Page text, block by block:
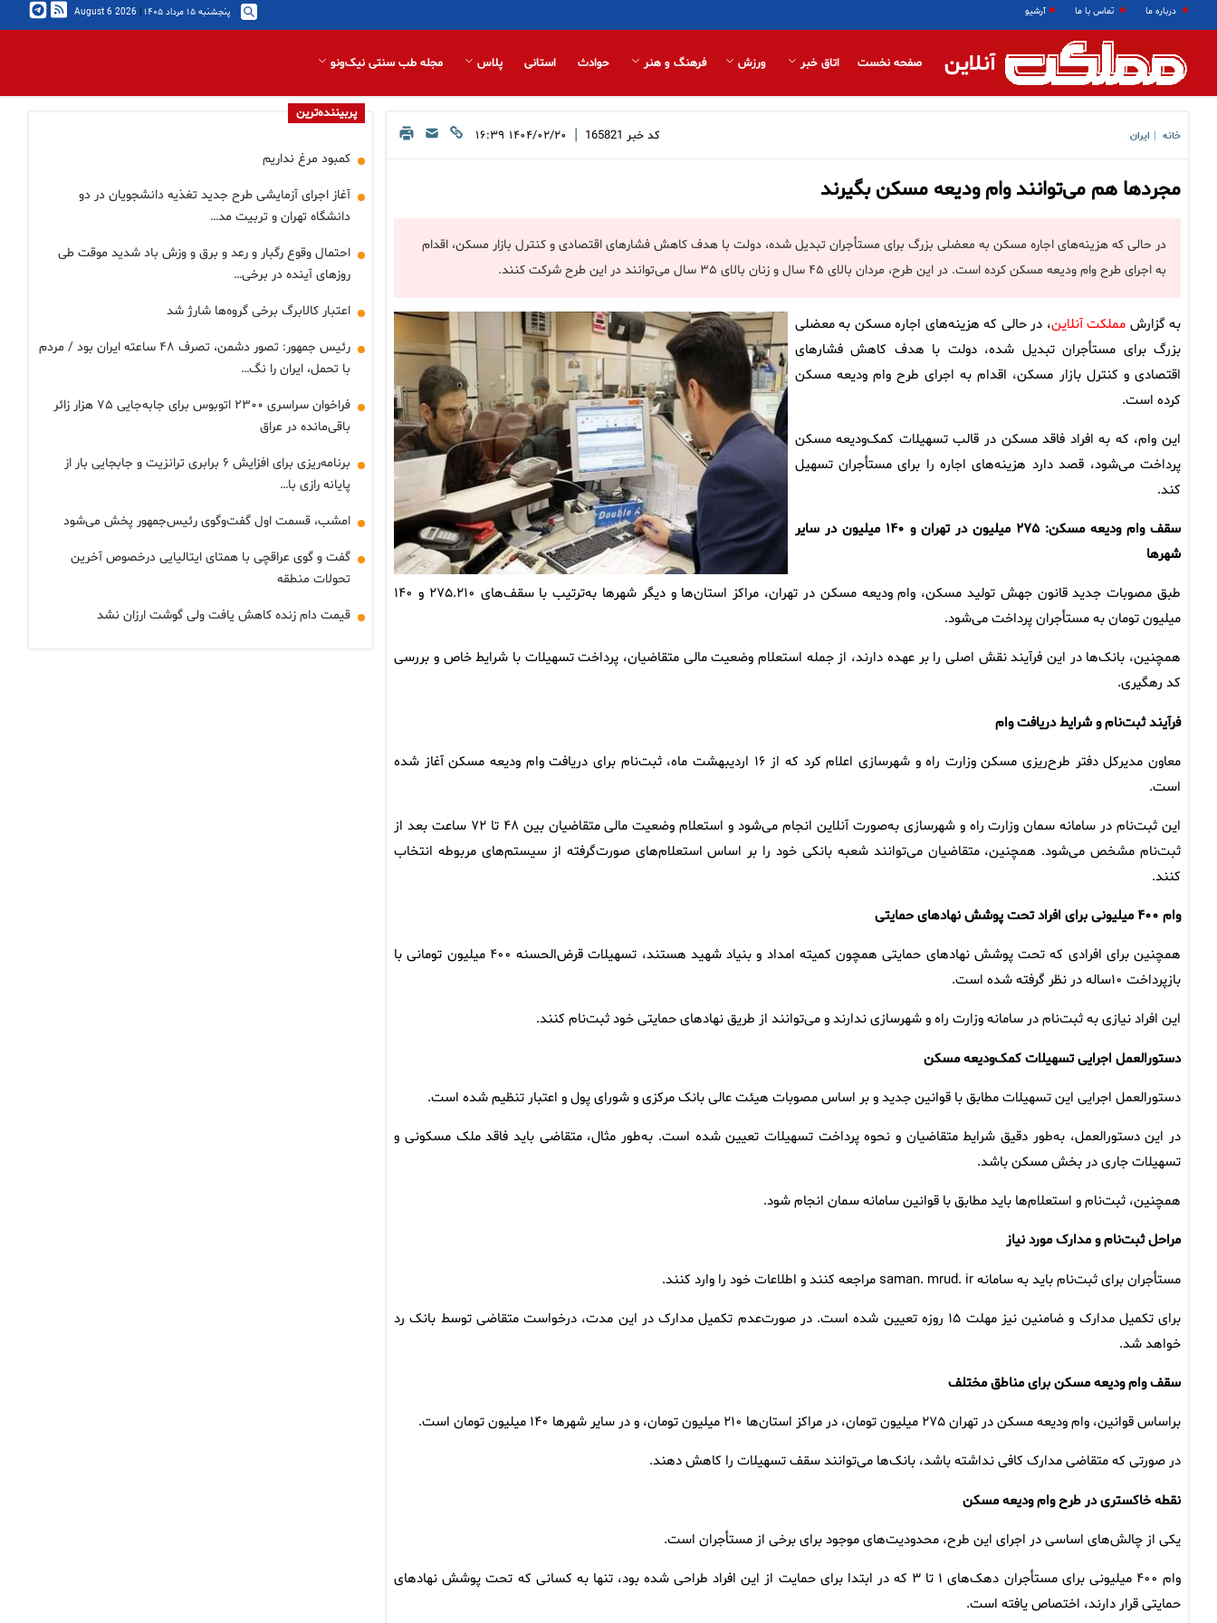
درباره ما تماس با ما آرشیو پنجشنبه ۱۵ مرداد ۱۴۰۵ |
2026 August 6
آنلاین صفحه نخست اتاق خبر ورزش فرهنگ و هنر حوادث استانی پلاس مجله طب سنتی نیک‌ونو
خانه ایران کد خبر 165821
| ۱۴۰۴/۰۲/۲۰ ۱۶:۳۹
مجردها هم می‌توانند وام ودیعه مسکن بگیرند
در حالی که هزینه‌های اجاره مسکن به معضلی بزرگ برای مستأجران تبدیل شده، دولت با هدف کاهش فشارهای اقتصادی و کنترل بازار مسکن، اقدام
به اجرای طرح وام ودیعه مسکن کرده است. در این طرح، مردان بالای ۴۵ سال و زنان بالای ۳۵ سال می‌توانند در این طرح شرکت کنند.
به گزارش مملکت آنلاین، در حالی که هزینه‌های اجاره مسکن به معضلی
بزرگ برای مستأجران تبدیل شده، دولت با هدف کاهش فشارهای
اقتصادی و کنترل بازار مسکن، اقدام به اجرای طرح وام ودیعه مسکن
کرده است.
این وام، که به افراد فاقد مسکن در قالب تسهیلات کمک‌ودیعه مسکن
پرداخت می‌شود، قصد دارد هزینه‌های اجاره را برای مستأجران تسهیل
کند.
سقف وام ودیعه مسکن: ۲۷۵ میلیون در تهران و ۱۴۰ میلیون در سایر
شهرها
طبق مصوبات جدید قانون جهش تولید مسکن، وام ودیعه مسکن در تهران، مراکز استان‌ها و دیگر شهرها به‌ترتیب با سقف‌های ۲۷۵.۲۱۰ و ۱۴۰
میلیون تومان به مستأجران پرداخت می‌شود.
همچنین، بانک‌ها در این فرآیند نقش اصلی را بر عهده دارند، از جمله استعلام وضعیت مالی متقاضیان، پرداخت تسهیلات با شرایط خاص و بررسی
کد رهگیری.
فرآیند ثبت‌نام و شرایط دریافت وام
معاون مدیرکل دفتر طرح‌ریزی مسکن وزارت راه و شهرسازی اعلام کرد که از ۱۶ اردیبهشت ماه، ثبت‌نام برای دریافت وام ودیعه مسکن آغاز شده
است.
این ثبت‌نام در سامانه سمان وزارت راه و شهرسازی به‌صورت آنلاین انجام می‌شود و استعلام وضعیت مالی متقاضیان بین ۴۸ تا ۷۲ ساعت بعد از
ثبت‌نام مشخص می‌شود. همچنین، متقاضیان می‌توانند شعبه بانکی خود را بر اساس استعلام‌های صورت‌گرفته از سیستم‌های مربوطه انتخاب
کنند.
وام ۴۰۰ میلیونی برای افراد تحت پوشش نهادهای حمایتی
همچنین برای افرادی که تحت پوشش نهادهای حمایتی همچون کمیته امداد و بنیاد شهید هستند، تسهیلات قرض‌الحسنه ۴۰۰ میلیون تومانی با
بازپرداخت ۱۰ساله در نظر گرفته شده است.
این افراد نیازی به ثبت‌نام در سامانه وزارت راه و شهرسازی ندارند و می‌توانند از طریق نهادهای حمایتی خود ثبت‌نام کنند.
دستورالعمل اجرایی تسهیلات کمک‌ودیعه مسکن
دستورالعمل اجرایی این تسهیلات مطابق با قوانین جدید و بر اساس مصوبات هیئت عالی بانک مرکزی و شورای پول و اعتبار تنظیم شده است.
در این دستورالعمل، به‌طور دقیق شرایط متقاضیان و نحوه پرداخت تسهیلات تعیین شده است. به‌طور مثال، متقاضی باید فاقد ملک مسکونی و
تسهیلات جاری در بخش مسکن باشد.
همچنین، ثبت‌نام و استعلام‌ها باید مطابق با قوانین سامانه سمان انجام شود.
مراحل ثبت‌نام و مدارک مورد نیاز
مستأجران برای ثبت‌نام باید به سامانه saman. mrud. ir مراجعه کنند و اطلاعات خود را وارد کنند.
برای تکمیل مدارک و ضامنین نیز مهلت ۱۵ روزه تعیین شده است. در صورت‌عدم تکمیل مدارک در این مدت، درخواست متقاضی توسط بانک رد
خواهد شد.
سقف وام ودیعه مسکن برای مناطق مختلف
براساس قوانین، وام ودیعه مسکن در تهران ۲۷۵ میلیون تومان، در مراکز استان‌ها ۲۱۰ میلیون تومان، و در سایر شهرها ۱۴۰ میلیون تومان است.
در صورتی که متقاضی مدارک کافی نداشته باشد، بانک‌ها می‌توانند سقف تسهیلات را کاهش دهند.
نقطه خاکستری در طرح وام ودیعه مسکن
یکی از چالش‌های اساسی در اجرای این طرح، محدودیت‌های موجود برای برخی از مستأجران است.
وام ۴۰۰ میلیونی برای مستأجران دهک‌های ۱ تا ۳ که در ابتدا برای حمایت از این افراد طراحی شده بود، تنها به کسانی که تحت پوشش نهادهای
حمایتی قرار دارند، اختصاص یافته است.
پربیننده‌ترین
کمبود مرغ نداریم
آغاز اجرای آزمایشی طرح جدید تغذیه دانشجویان در دو
دانشگاه تهران و تربیت مد…
احتمال وقوع رگبار و رعد و برق و وزش باد شدید موقت طی
روزهای آینده در برخی…
اعتبار کالابرگ برخی گروه‌ها شارژ شد
رئیس جمهور: تصور دشمن، تصرف ۴۸ ساعته ایران بود / مردم
با تحمل، ایران را نگ…
فراخوان سراسری ۲۳۰۰ اتوبوس برای جابه‌جایی ۷۵ هزار زائر
باقی‌مانده در عراق
برنامه‌ریزی برای افزایش ۶ برابری ترانزیت و جابجایی بار از
پایانه رازی با…
امشب، قسمت اول گفت‌وگوی رئیس‌جمهور پخش می‌شود
گفت و گوی عراقچی با همتای ایتالیایی درخصوص آخرین
تحولات منطقه
قیمت دام زنده کاهش یافت ولی گوشت ارزان نشد